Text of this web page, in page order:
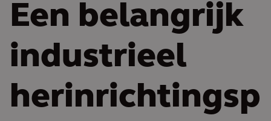
Een belangrijk
industrieel
herinrichtingsp